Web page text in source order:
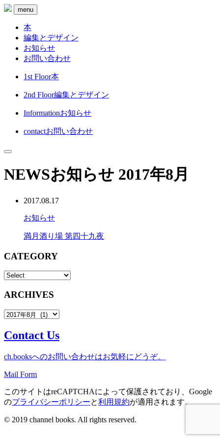
menu
本
編集とデザイン
お知らせ
お問い合わせ
1st Floor本
2nd Floor編集とデザイン
Informationお知らせ
contactお問い合わせ
NEWSお知らせ 2017年8月
2017.08.17
お知らせ
満月酒り場 第四十九夜
CATEGORY
ARCHIVES
Contact Us
ch.booksへのお問い合わせはお気軽にどうぞ。
Mail Form
このサイトはreCAPTCHAによって保護されており、Google
のプライバシーポリシーと利用規約が適用されます。
© 2019 channel books. All rights reserved.